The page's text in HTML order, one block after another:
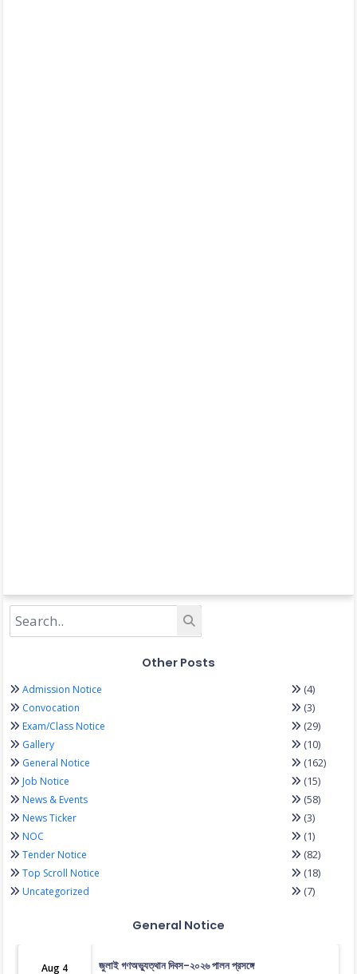
Other Posts
Admission Notice (4)
Convocation (3)
Exam/Class Notice (29)
Gallery (10)
General Notice (162)
Job Notice (15)
News & Events (58)
News Ticker (3)
NOC (1)
Tender Notice (82)
Top Scroll Notice (18)
Uncategorized (7)
General Notice
Aug 4 জুলাই গণঅভ্যুত্থান দিবস-২০২৬ পালন প্রসঙ্গে